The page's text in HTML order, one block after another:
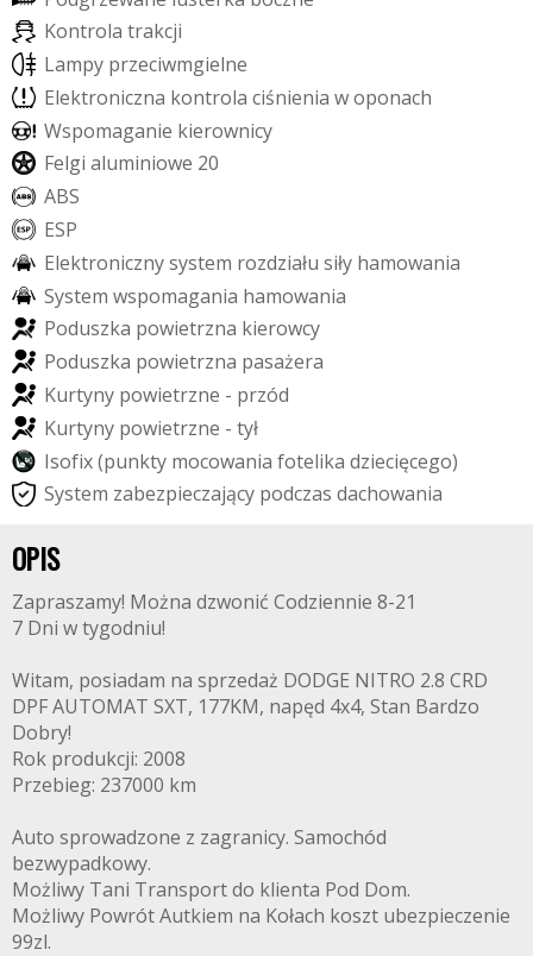
Kontrola trakcji
Lampy przeciwmgielne
Elektroniczna kontrola ciśnienia woponach
Wspomaganie kierownicy
Felgi aluminiowe 20
ABS
ESP
Elektronicznysystem rozdziału siły hamowania
System wspomagania hamowania
Poduszka powietrzna kierowcy
Poduszka powietrzna pasażera
Kurtyny powietrzne - przód
Kurtyny powietrzne - tył
Isofix(punkty mocowania fotelika dziecięcego)
System zabezpieczający podczas dachowania
OPIS
Zapraszamy! Można dzwonić Codziennie 8-21
7 Dni w tygodniu!
Witam, posiadam na sprzedaż DODGE NITRO 2.8 CRD
DPF AUTOMAT SXT, 177KM, napęd 4x4, Stan Bardzo
Dobry!
Rok produkcji: 2008
Przebieg: 237000 km
Auto sprowadzone z zagranicy. Samochód
bezwypadkowy.
Możliwy Tani Transport do klienta Pod Dom.
Możliwy Powrót Autkiem na Kołach koszt ubezpieczenie
99zl.